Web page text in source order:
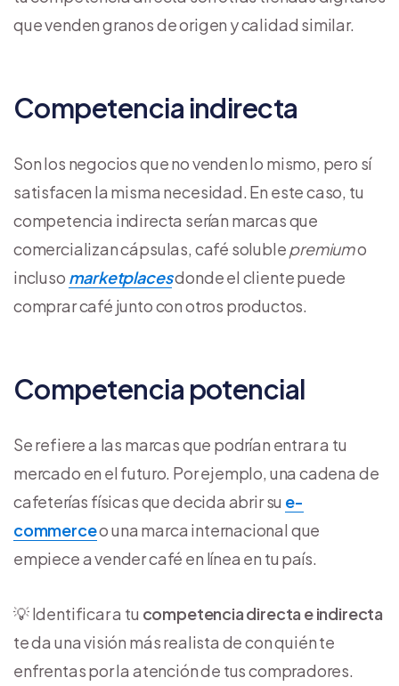
que venden granos de origen y calidad similar.
Competencia indirecta
Son los negocios que no venden lo mismo, pero sí
satisfacen la misma necesidad. En este caso, tu
competencia indirecta serían marcas que
comercializan cápsulas, café solublepremiumo
incluso marketplacesdonde el cliente puede
comprar café junto con otros productos.
Competencia potencial
Se refiere a las marcas que podrían entrar a tu
mercado en el futuro. Por ejemplo, una cadena de
cafeterías físicas que decida abrir su e-
commerceo una marca internacional que
empiece a vender café en línea en tu país.
💡 Identificar a tu competencia directa e indirecta
te da una visión más realista de con quién te
enfrentas por la atención de tus compradores.